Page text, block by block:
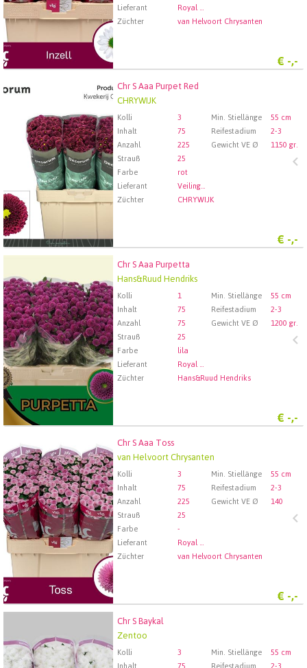
Lieferant
Royal FloraHolland Aalsmeer
Züchter
van Helvoort Chrysanten
€ -,-
Chr S Aaa Purpet Red
CHRYWIJK
Kolli 3 Min. Stiellänge
55 cm
Inhalt
75 Reifestadium
2-3
Anzahl
225 Gewicht VE Ø
1150 gr.
Strauß
25
Farbe
rot
Lieferant
Veiling Rhein-Maas GmbH & Co. KG
Züchter
CHRYWIJK
€ -,-
Chr S Aaa Purpet Red
Wählen Sie zuerst ein Abfartdatum.
Chr S Aaa Purpetta
Hans&Ruud Hendriks
Kolli 1 Min. Stiellänge
55 cm
Inhalt
75 Reifestadium
2-3
Anzahl
75 Gewicht VE Ø
1200 gr.
Strauß
25
Farbe
lila
Lieferant
Royal FloraHolland Aalsmeer
Züchter
Hans&Ruud Hendriks
€ -,-
Wählen Sie zuerst ein Abfartdatum.
Chr S Aaa Toss
van Helvoort Chrysanten
Kolli 3 Min. Stiellänge
55 cm
Inhalt
75 Reifestadium
2-3
Anzahl
225 Gewicht VE Ø
140
Strauß
25
Farbe
-
Lieferant
Royal FloraHolland Aalsmeer
Züchter
van Helvoort Chrysanten
€ -,-
Chr S Aaa Toss
Wählen Sie zuerst ein Abfartdatum.
Chr S Baykal
Zentoo
Kolli 3 Min. Stiellänge
55 cm
Inhalt
75 Reifestadium 2-3
Wählen Sie zuerst ein Abfartdatum.